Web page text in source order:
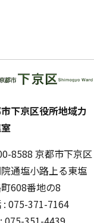
下京区役所地域力
8588 京都市下京区
通塩小路上る東塩
608番地の8
: 075-371-7164